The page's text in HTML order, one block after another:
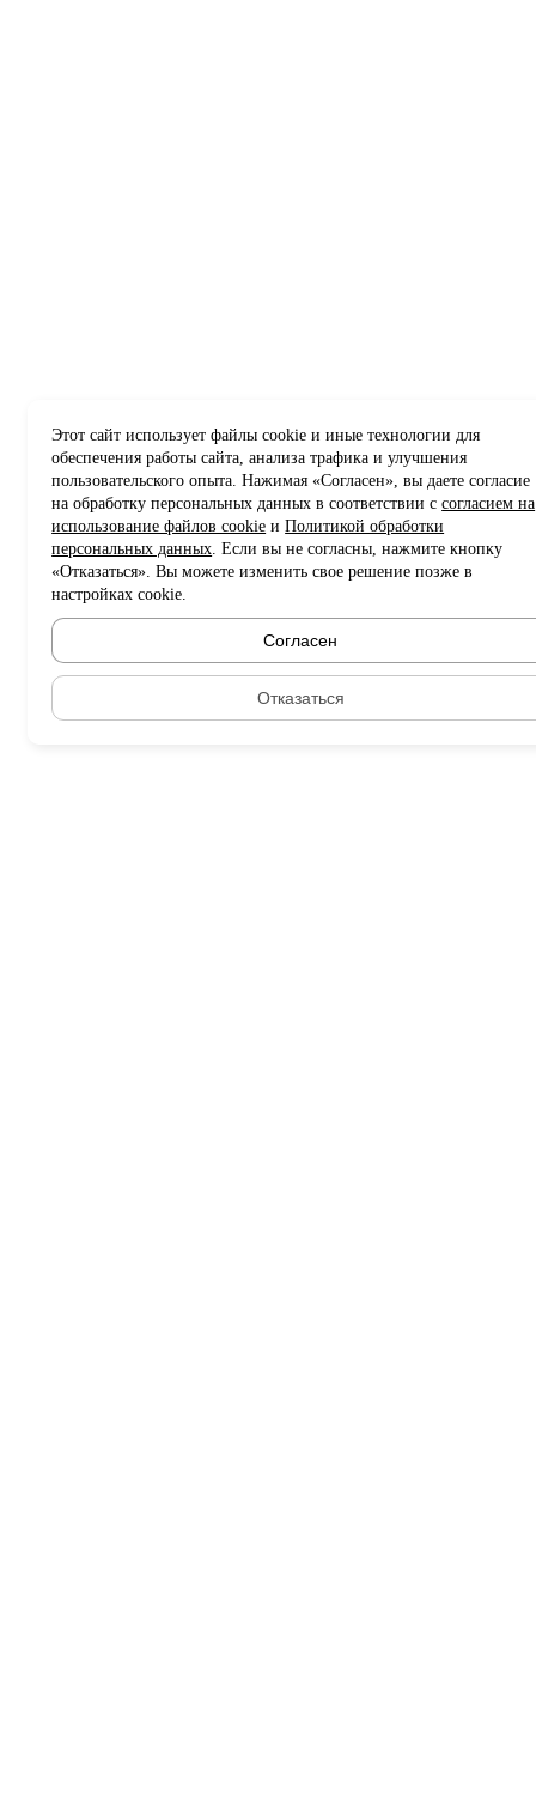
Этот сайт использует файлы cookie и иные технологии для
обеспечения работы сайта, анализа трафика и улучшения
пользовательского опыта. Нажимая «Согласен», вы даете согласие
на обработку персональных данных в соответствии ссогласием на
использование файлов cookie иПолитикой обработки
персональных данных. Если вы не согласны, нажмите кнопку
«Отказаться». Вы можете изменить свое решение позже в
настройках cookie.
Согласен
Отказаться